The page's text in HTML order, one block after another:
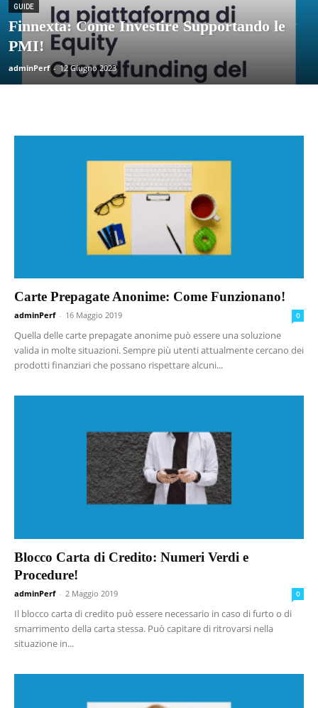
GUIDE
Finnexta: Come Investire Supportando le
PMI!
adminPerf - 12 Giugno 2023
Carte Prepagate Anonime: Come Funzionano!
adminPerf - 16 Maggio 2019 0
Quella delle carte prepagate anonime può essere una soluzione
valida in molte situazioni. Sempre più utenti attualmente cercano dei
prodotti finanziari che possano rispettare alcuni...
Blocco Carta di Credito: Numeri Verdi e
Procedure!
adminPerf - 2 Maggio 2019 0
Il blocco carta di credito può essere necessario in caso di furto o di
smarrimento della carta stessa. Può capitare di ritrovarsi nella
situazione in...